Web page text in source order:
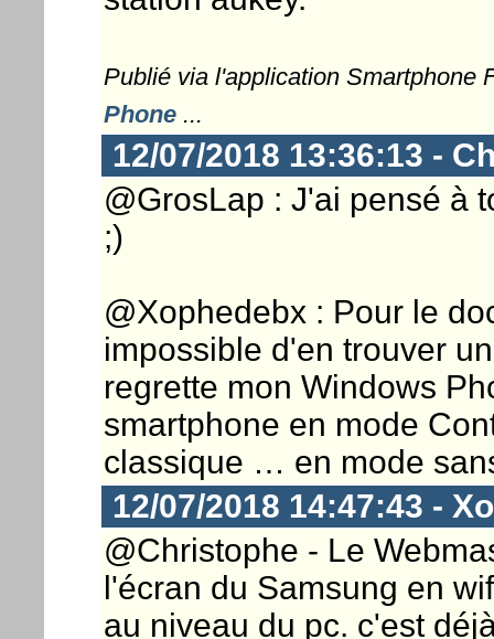
Publié via l'application Smartphone
Phone...
12/07/2018 13:36:13 -
@GrosLap : J'ai pensé à
;)
@Xophedebx : Pour le
impossible d'en trouver
regrette mon Windows
smartphone en mode
classique … en mode
12/07/2018 14:47:43 -
@Christophe - Le
l'écran du Samsung en
au niveau du pc. c'est